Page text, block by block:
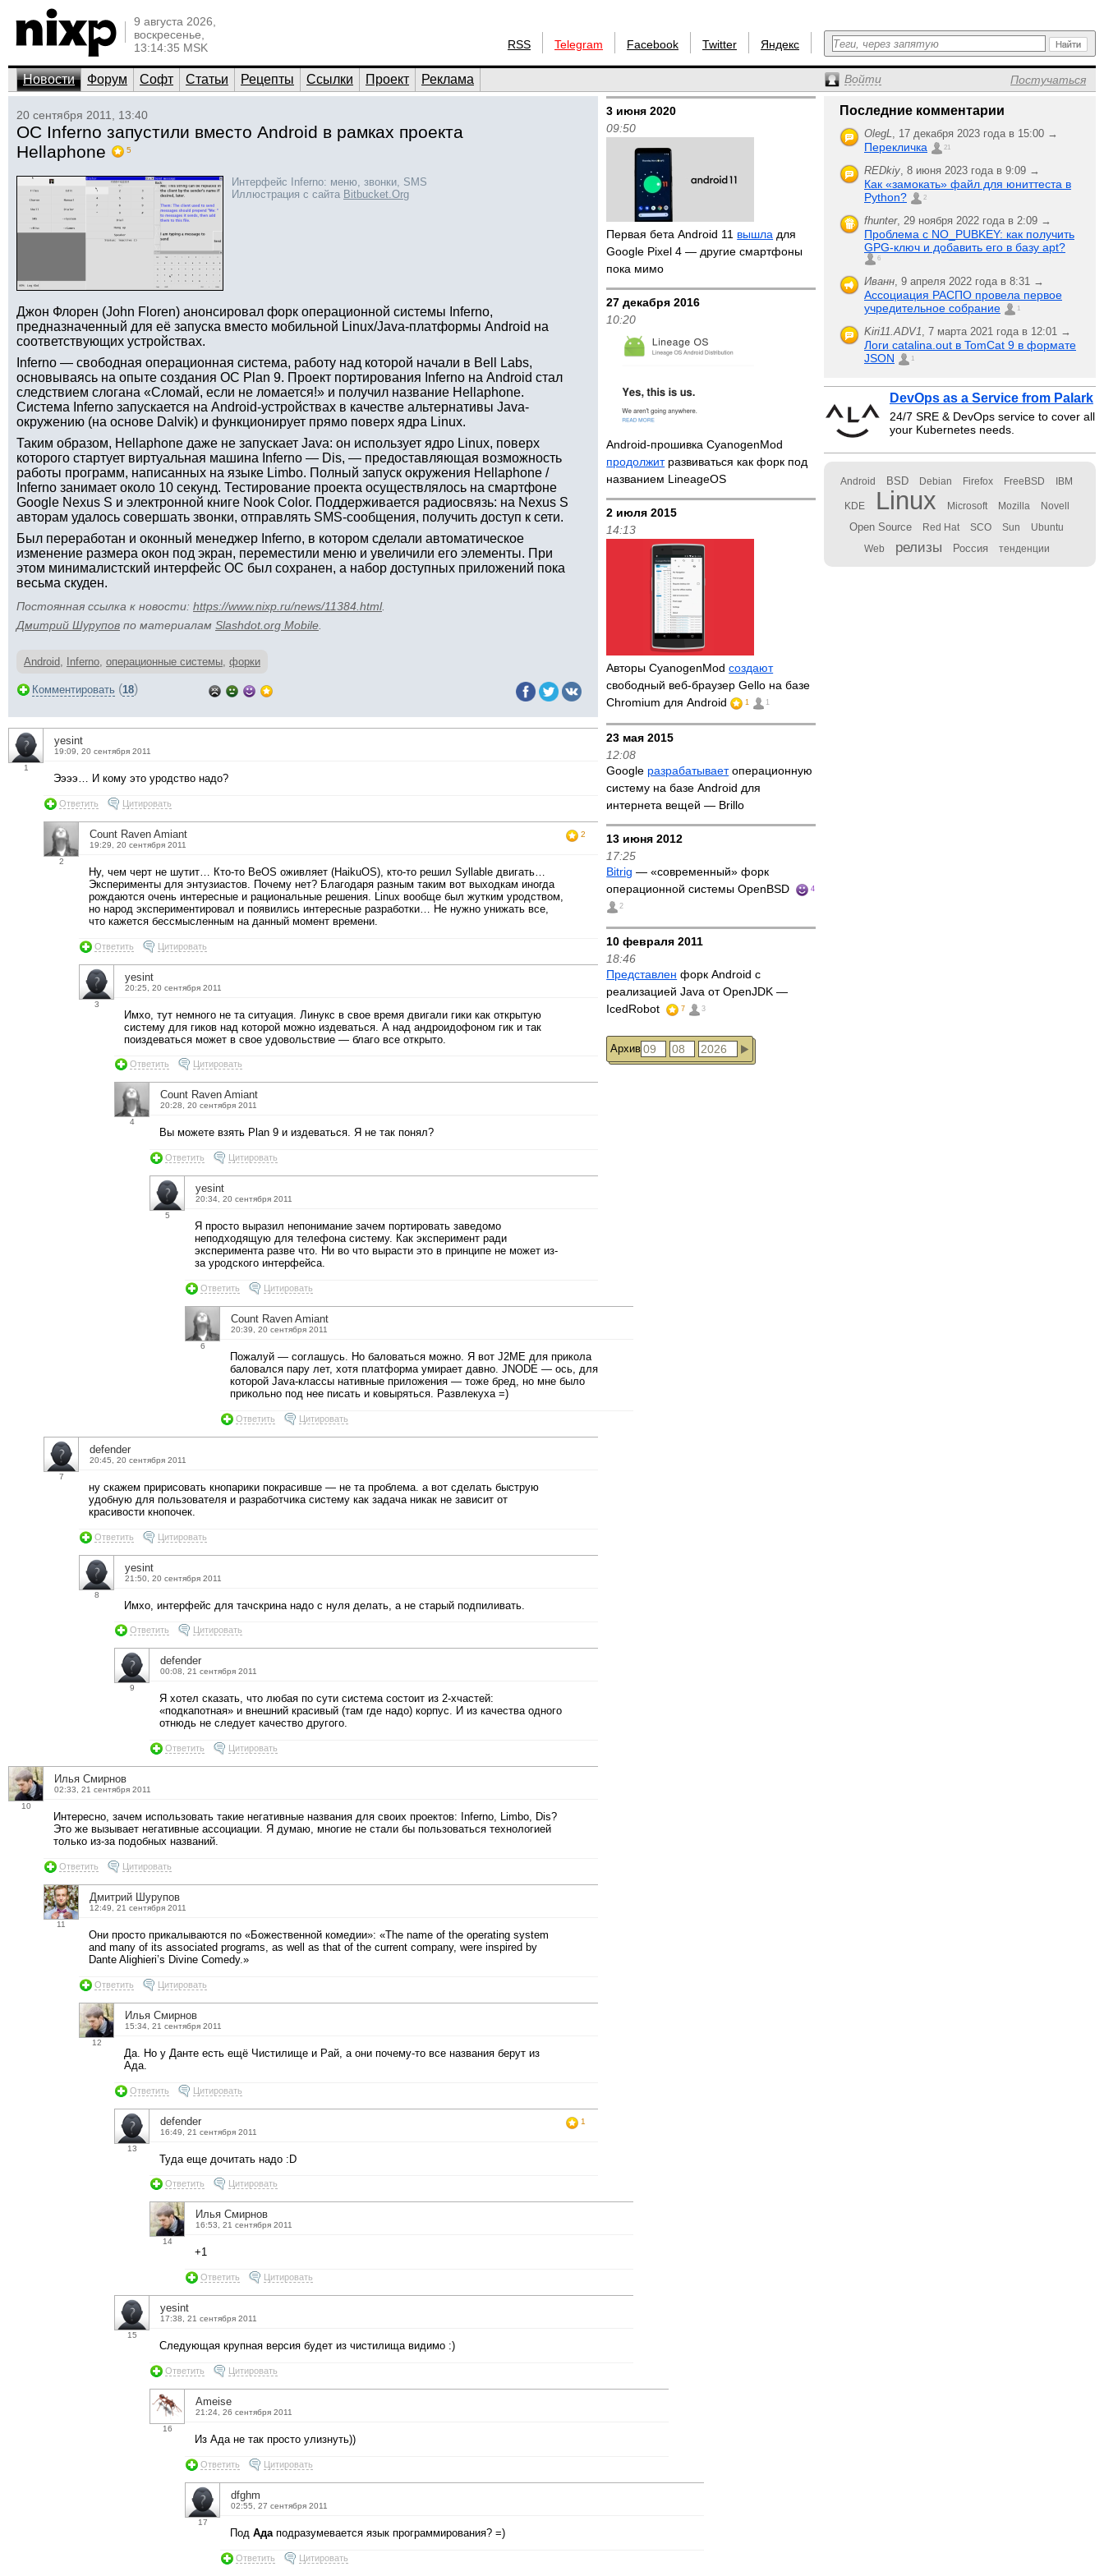
9 августа 2026,
воскресенье,
13:14:35 MSK
RSS Telegram Facebook Twitter Яндекс
Новости Форум Софт Статьи Рецепты Ссылки Проект Реклама Войти Постучаться
20 сентября 2011, 13:40
ОС Inferno запустили вместо Android в рамках проекта
Hellaphone
5
Интерфейс Inferno: меню, звонки, SMS
Иллюстрация с сайта Bitbucket.Org
Джон Флорен (John Floren) анонсировал форк операционной системы Inferno,
предназначенный для её запуска вместо мобильной Linux/Java-платформы Android на
соответствующих устройствах.
Inferno — свободная операционная система, работу над которой начали в Bell Labs,
основываясь на опыте создания ОС Plan 9. Проект портирования Inferno на Android стал
следствием слогана «Сломай, если не ломается!» и получил название Hellaphone.
Система Inferno запускается на Android-устройствах в качестве альтернативы Java-
окружению (на основе Dalvik) и функционирует прямо поверх ядра Linux.
Таким образом, Hellaphone даже не запускает Java: он использует ядро Linux, поверх
которого стартует виртуальная машина Inferno — Dis, — предоставляющая возможность
работы программ, написанных на языке Limbo. Полный запуск окружения Hellaphone /
Inferno занимает около 10 секунд. Тестирование проекта осуществлялось на смартфоне
Google Nexus S и электронной книге Nook Color. Поддерживается радиосвязь: на Nexus S
авторам удалось совершать звонки, отправлять SMS-сообщения, получить доступ к сети.
Был переработан и оконный менеджер Inferno, в котором сделали автоматическое
изменение размера окон под экран, переместили меню и увеличили его элементы. При
этом минималистский интерфейс ОС был сохранен, а набор доступных приложений пока
весьма скуден.
Постоянная ссылка к новости: https://www.nixp.ru/news/11384.html.
Дмитрий Шурупов по материалам Slashdot.org Mobile
Android, Inferno, операционные системы, форки
Комментировать (18)
1
yesint
19:09, 20 сентября 2011
Ээээ… И кому это уродство надо?
Ответить Цитировать
2
Count Raven Amiant
19:29, 20 сентября 2011
2
Ну, чем черт не шутит… Кто-то BeOS оживляет (HaikuOS), кто-то решил Syllable двигать…
Эксперименты для энтузиастов. Почему нет? Благодаря разным таким вот выходкам иногда
рождаются очень интересные и рациональные решения. Linux вообще был жутким уродством,
но народ экспериментировал и появились интересные разработки… Не нужно унижать все,
что кажется бессмысленным на данный момент времени.
Ответить Цитировать
3
yesint
20:25, 20 сентября 2011
Имхо, тут немного не та ситуация. Линукс в свое время двигали гики как открытую
систему для гиков над которой можно издеваться. А над андроидофоном гик и так
поиздеваться может в свое удовольствие — благо все открыто.
Ответить Цитировать
4
Count Raven Amiant
20:28, 20 сентября 2011
Вы можете взять Plan 9 и издеваться. Я не так понял?
Ответить Цитировать
5
yesint
20:34, 20 сентября 2011
Я просто выразил непонимание зачем портировать заведомо
неподходящую для телефона систему. Как эксперимент ради
эксперимента разве что. Ни во что вырасти это в принципе не может из-
за уродского интерфейса.
Ответить Цитировать
6
Count Raven Amiant
20:39, 20 сентября 2011
Пожалуй — соглашусь. Но баловаться можно. Я вот J2ME для прикола
баловался пару лет, хотя платформа умирает давно. JNODE — ось, для
которой Java-классы нативные приложения — тоже бред, но мне было
прикольно под нее писать и ковыряться. Развлекуха =)
Ответить Цитировать
7
defender
20:45, 20 сентября 2011
ну скажем пририсовать кнопарики покрасивше — не та проблема. а вот сделать быструю
удобную для пользователя и разработчика систему как задача никак не зависит от
красивости кнопочек.
Ответить Цитировать
8
yesint
21:50, 20 сентября 2011
Имхо, интерфейс для тачскрина надо с нуля делать, а не старый подпиливать.
Ответить Цитировать
9
defender
00:08, 21 сентября 2011
Я хотел сказать, что любая по сути система состоит из 2-хчастей:
«подкапотная» и внешний красивый (там где надо) корпус. И из качества одного
отнюдь не следует качество другого.
Ответить Цитировать
10
Илья Смирнов
02:33, 21 сентября 2011
Интересно, зачем использовать такие негативные названия для своих проектов: Inferno, Limbo, Dis?
Это же вызывает негативные ассоциации. Я думаю, многие не стали бы пользоваться технологией
только из-за подобных названий.
Ответить Цитировать
11
Дмитрий Шурупов
12:49, 21 сентября 2011
Они просто прикалываются по «Божественной комедии»: «The name of the operating system
and many of its associated programs, as well as that of the current company, were inspired by
Dante Alighieri’s Divine Comedy.»
Ответить Цитировать
12
Илья Смирнов
15:34, 21 сентября 2011
Да. Но у Данте есть ещё Чистилище и Рай, а они почему-то все названия берут из
Ада.
Ответить Цитировать
13
defender
16:49, 21 сентября 2011
1
Туда еще дочитать надо :D
Ответить Цитировать
14
Илья Смирнов
16:53, 21 сентября 2011
+1
Ответить Цитировать
15
yesint
17:38, 21 сентября 2011
Следующая крупная версия будет из чистилища видимо :)
Ответить Цитировать
16
Ameise
21:24, 26 сентября 2011
Из Ада не так просто улизнуть))
Ответить Цитировать
17
dfghm
02:55, 27 сентября 2011
Под Ада подразумевается язык программирования? =)
Ответить Цитировать
3 июня 2020
09:50
Первая бета Android 11 вышла для
Google Pixel 4 — другие смартфоны
пока мимо
27 декабря 2016
10:20
Android-прошивка CyanogenMod
продолжитразвиваться как форк под
названием LineageOS
2 июля 2015
14:13
Авторы CyanogenModсоздают
свободный веб-браузер Gello на базе
Chromium для Android
1 1
23 мая 2015
12:08
Google разрабатываетоперационную
систему на базе Android для
интернета вещей — Brillo
13 июня 2012
17:25
Bitrig — «современный» форк
операционной системы OpenBSD
4
2
10 февраля 2011
18:46
Представлен форк Android с
реализацией Java от OpenJDK —
IcedRobot
7 3
Архив
Последние комментарии
OlegL, 17 декабря 2023 года в 15:00 →
Перекличка 21
REDkiy, 8 июня 2023 года в 9:09 →
Как «замокать» файл для юниттеста в
Python?
2
fhunter, 29 ноября 2022 года в 2:09 →
Проблема с NO_PUBKEY: как получить
GPG-ключ и добавить его в базу apt?
6
Иванн, 9 апреля 2022 года в 8:31 →
Ассоциация РАСПО провела первое
учредительное собрание
1
Kiri11.ADV1, 7 марта 2021 года в 12:01 →
Логи catalina.out в TomCat 9 в формате
JSON
1
DevOps as a Service from Palark
24/7 SRE & DevOps service to cover all
your Kubernetes needs.
Android BSD Debian Firefox FreeBSD IBM
KDE Linux Microsoft Mozilla Novell
Open Source Red Hat SCO Sun Ubuntu
Web релизы Россия тенденции